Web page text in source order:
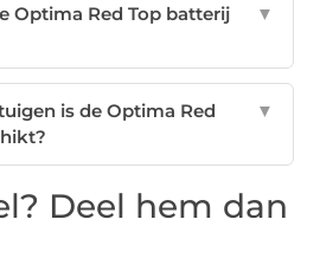
Optima Red Top batterij
▼
is de Optima Red
▼
Deel hem dan